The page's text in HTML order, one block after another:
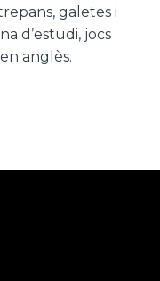
galetes i
d’estudi, jocs
anglès.